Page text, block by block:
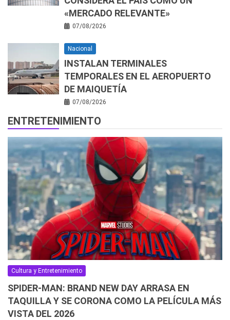
«MERCADO RELEVANTE»
07/08/2026
Nacional
INSTALAN TERMINALES
TEMPORALES EN EL AEROPUERTO
DE MAIQUETÍA
07/08/2026
ENTRETENIMIENTO
Cultura y Entretenimiento
SPIDER-MAN: BRAND NEW DAY ARRASA EN
TAQUILLA Y SE CORONA COMO LA PELÍCULA MÁS
VISTA DEL 2026